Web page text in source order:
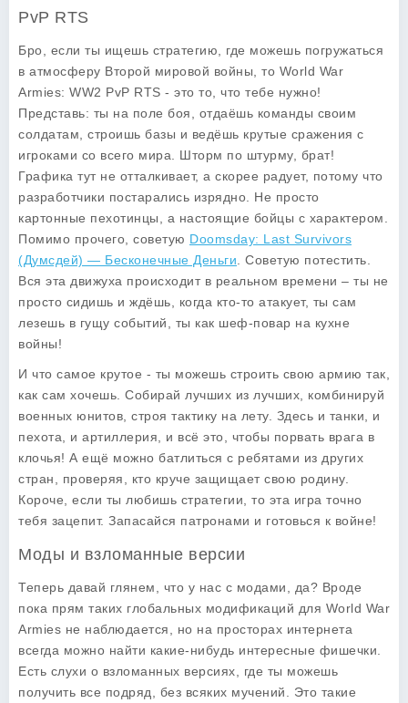
PvP RTS
Бро, если ты ищешь стратегию, где можешь погружаться
в атмосферу Второй мировой войны, то World War
Armies: WW2 PvP RTS - это то, что тебе нужно!
Представь: ты на поле боя, отдаёшь команды своим
солдатам, строишь базы и ведёшь крутые сражения с
игроками со всего мира. Шторм по штурму, брат!
Графика тут не отталкивает, а скорее радует, потому что
разработчики постарались изрядно. Не просто
картонные пехотинцы, а настоящие бойцы с характером.
Помимо прочего, советую Doomsday: Last Survivors
(Думсдей) — Бесконечные Деньги . Советую потестить.
Вся эта движуха происходит в реальном времени – ты не
просто сидишь и ждёшь, когда кто-то атакует, ты сам
лезешь в гущу событий, ты как шеф-повар на кухне
войны!
И что самое крутое - ты можешь строить свою армию так,
как сам хочешь. Собирай лучших из лучших, комбинируй
военных юнитов, строя тактику на лету. Здесь и танки, и
пехота, и артиллерия, и всё это, чтобы порвать врага в
клочья! А ещё можно батлиться с ребятами из других
стран, проверяя, кто круче защищает свою родину.
Короче, если ты любишь стратегии, то эта игра точно
тебя зацепит. Запасайся патронами и готовься к войне!
Моды и взломанные версии
Теперь давай глянем, что у нас с модами, да? Вроде
пока прям таких глобальных модификаций для World War
Armies не наблюдается, но на просторах интернета
всегда можно найти какие-нибудь интересные фишечки.
Есть слухи о взломанных версиях, где ты можешь
получить все подряд, без всяких мучений. Это такие